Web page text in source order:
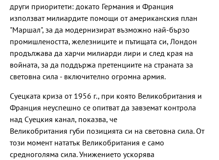
други приоритети: докато Германия и Франция
използват милиардите помощи от американския план
"Маршал", за да модернизират възможно най-бързо
промишлеността, железниците и пътищата си, Лондон
продължава да харчи милиарди лири и след края на
войната, за да поддържа претенциите на страната за
световна сила - включително огромна армия.
Суецката криза от 1956 г., при която Великобритания и
Франция неуспешно се опитват да завземат контрола
над Суецкия канал, показва, че
Великобритания губи позицията си на световна сила. От
този момент нататък Великобритания е само
средноголяма сила. Унижението ускорява